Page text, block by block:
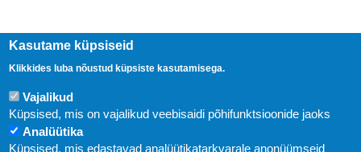
Kasutame küpsiseid
Klikkides luba nõustud küpsiste kasutamisega.
Vajalikud
Küpsised, mis on vajalikud veebisaidi põhifunktsioonide jaoks
Analüütika
Küpsised, mis edastavad analüütikatarkvarale anonüümseid